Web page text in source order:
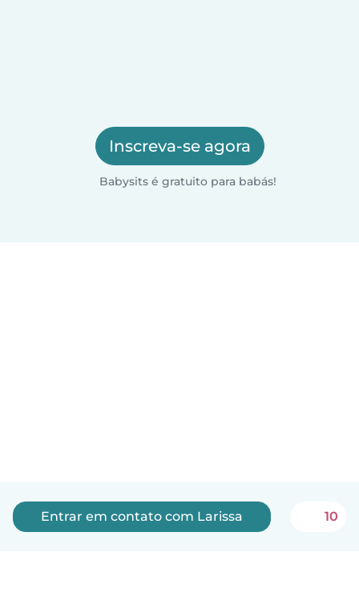
Inscreva-se agora
Babysits é gratuito para babás!
Entrar em contato com Larissa 10